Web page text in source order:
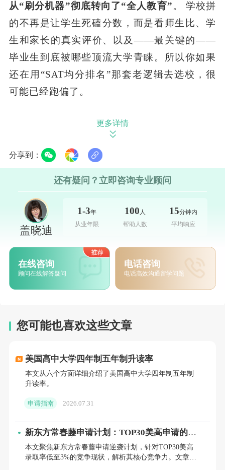
从“刷分机器”彻底转向了“全人教育”。 学校拼
的不再是让学生死磕分数，而是看师生比、学
生和家长的真实评价、以及——最关键的——
毕业生到底被哪些顶流大学青睐。所以你如果
还在用“SAT均分排名”那套老逻辑去选校，很
可能已经跑偏了。
▍波士顿顶校神仙打架！这三所你得先认识
波士顿这个城市本身就是一座“大学城”，哈佛
和MIT都在这儿安家。在这样得天独厚的学术
氛围中，波士顿地区的顶流私立高中自然也是
扎堆出现。下面这三所，是我们觉得2026年最
值得你花时间研究的：
1. “小而精”的学术天花板：Commonwealth
School
高居第9名，全校只有160多个学生，师生比低
所学校的教学风格极具大学预科性质，SAT均
分高达1490分，毕业生去的全是耶鲁、哈佛、
麻省理工这类顶流院校。
强、不追求大操场大体育馆，而是想天天泡在
波士顿的博物馆和图书馆里做学问的“学霸体
质”孩子。走读学费约 57,593/年，不过学校有
更多详情
分享到：
还有疑问？立即咨询专业顾问
盖晓迪
1-3年
从业年限
100 人
帮助人数
15分钟内
平均响应
在线咨询
顾问在线解答疑问
电话咨询
电话高效沟通留学问题
您可能也喜欢这些文章
美国高中大学四年制五年制升读率
本文从六个方面详细介绍了美国高中大学四年制五年制
升读率。
申请指南 2026.07.31
新东方常春藤申请计划：TOP30美高申请的定
制化解决方案
本文聚焦新东方常春藤申请逆袭计划，针对TOP30美高
录取率低至3%的竞争现状，解析其核心竞争力。文章详